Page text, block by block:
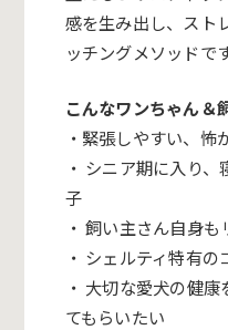
感を生み出し、スト
ッチングメソッドです
こんなワンちゃん＆
・緊張しやすい、怖
・ シニア期に入り
子
・ 飼い主さん自身
・ シェルティ特有の
・ 大切な愛犬の健
てもらいたい